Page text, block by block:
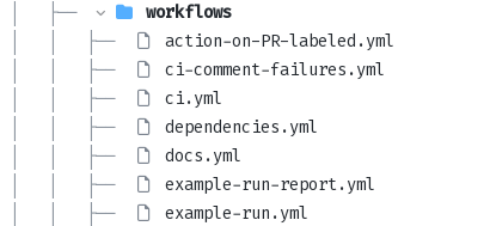
│   ├──
workflows
│   │   ├──
action-on-PR-labeled.yml
│   │   ├──
ci-comment-failures.yml
│   │   ├──
ci.yml
│   │   ├──
dependencies.yml
│   │   ├──
docs.yml
│   │   ├──
example-run-report.yml
│   │   ├──
example-run.yml